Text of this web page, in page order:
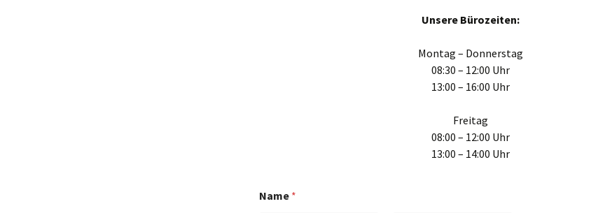
Unsere Bürozeiten:
Montag – Donnerstag
08:30 – 12:00 Uhr
13:00 – 16:00 Uhr
Freitag
08:00 – 12:00 Uhr
13:00 – 14:00 Uhr
Name *